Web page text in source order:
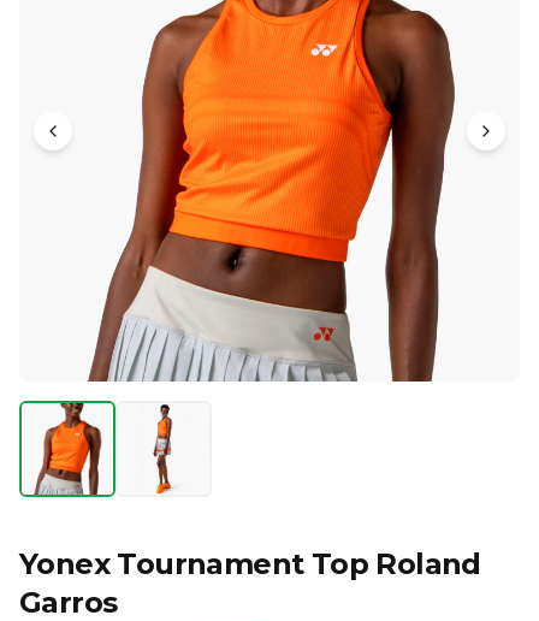
Yonex Tournament Top Roland
Garros